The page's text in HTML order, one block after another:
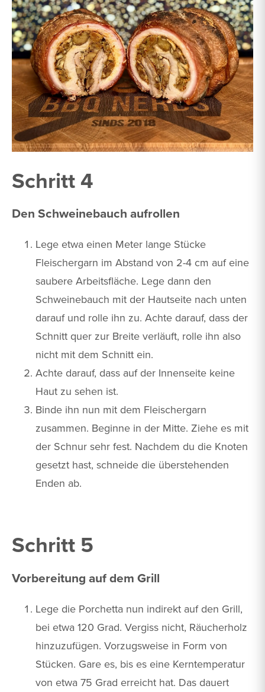
Schritt 4
Den Schweinebauch aufrollen
Lege etwa einen Meter lange Stücke
Fleischergarn im Abstand von 2-4 cm auf eine
saubere Arbeitsfläche. Lege dann den
Schweinebauch mit der Hautseite nach unten
darauf und rolle ihn zu. Achte darauf, dass der
Schnitt quer zur Breite verläuft, rolle ihn also
nicht mit dem Schnitt ein.
Achte darauf, dass auf der Innenseite keine
Haut zu sehen ist.
Binde ihn nun mit dem Fleischergarn
zusammen. Beginne in der Mitte. Ziehe es mit
der Schnur sehr fest. Nachdem du die Knoten
gesetzt hast, schneide die überstehenden
Enden ab.
Schritt 5
Vorbereitung auf dem Grill
Lege die Porchetta nun indirekt auf den Grill,
bei etwa 120 Grad. Vergiss nicht, Räucherholz
hinzuzufügen. Vorzugsweise in Form von
Stücken. Gare es, bis es eine Kerntemperatur
von etwa 75 Grad erreicht hat. Das dauert